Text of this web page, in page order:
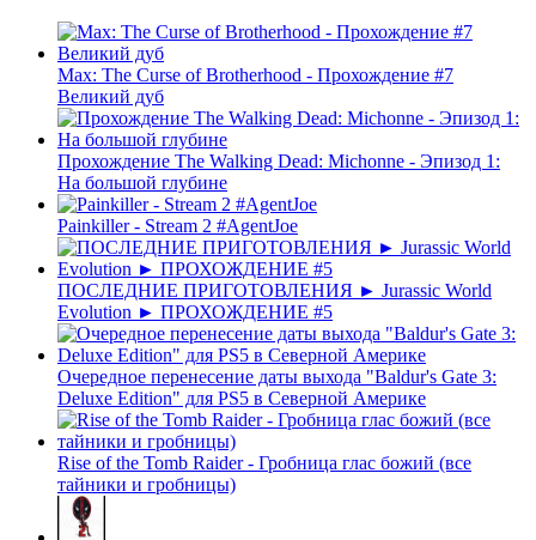
Max: The Curse of Brotherhood - Прохождение #7
Великий дуб
Прохождение The Walking Dead: Michonne - Эпизод 1:
На большой глубине
Painkiller - Stream 2 #AgentJoe
ПОСЛЕДНИЕ ПРИГОТОВЛЕНИЯ ► Jurassic World
Evolution ► ПРОХОЖДЕНИЕ #5
Очередное перенесение даты выхода "Baldur's Gate 3:
Deluxe Edition" для PS5 в Северной Америке
Rise of the Tomb Raider - Гробница глас божий (все
тайники и гробницы)